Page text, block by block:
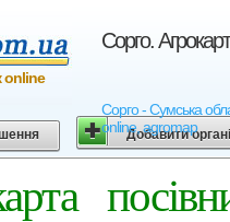
Сорго.
Сорго - Сумська
online, agromap
online
Добавити